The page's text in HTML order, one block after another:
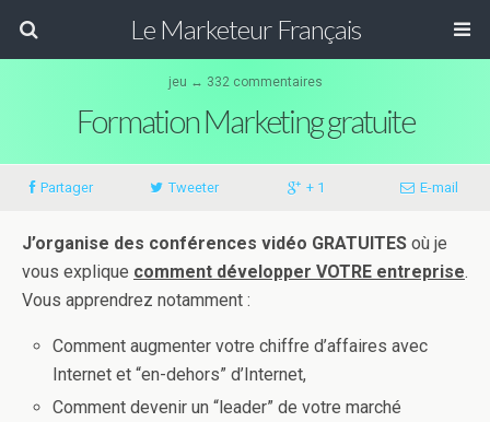
Le Marketeur Français
jeu ↔ 332 commentaires
Formation Marketing gratuite
Partager Tweeter + 1 E-mail
J’organise des conférences vidéo GRATUITES où je
vous explique comment développer VOTRE entreprise.
Vous apprendrez notamment :
Comment augmenter votre chiffre d’affaires avec
Internet et “en-dehors” d’Internet,
Comment devenir un “leader” de votre marché